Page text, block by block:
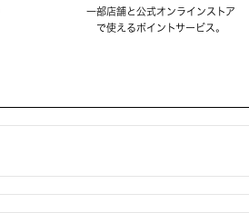
一部店舗と公式オンラインストア
で使えるポイントサービス。